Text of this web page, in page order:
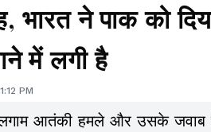
भारत ने पाक को
में लगी है
PM
आतंकी हमले और उसके जवाब